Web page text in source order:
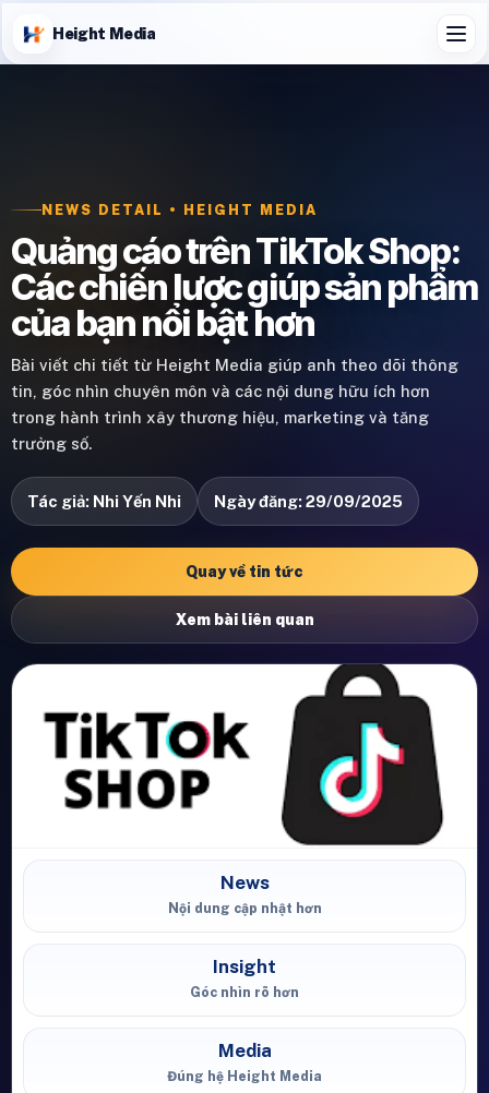
Height Media
NEWS DETAIL • HEIGHT MEDIA
Quảng cáo trên TikTok Shop:
Các chiến lược giúp sản phẩm
của bạn nổi bật hơn
Bài viết chi tiết từ Height Media giúp anh theo dõi thông
tin, góc nhìn chuyên môn và các nội dung hữu ích hơn
trong hành trình xây thương hiệu, marketing và tăng
trưởng số.
Tác giả: Nhi Yến Nhi Ngày đăng: 29/09/2025
Quay về tin tức
Xem bài liên quan
News
Nội dung cập nhật hơn
Insight
Góc nhìn rõ hơn
Media
Đúng hệ Height Media